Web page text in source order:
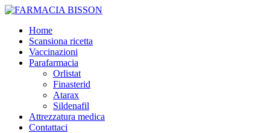
Home
Scansiona ricetta
Vaccinazioni
Parafarmacia
Orlistat
Finasterid
Atarax
Sildenafil
Attrezzatura medica
Contattaci